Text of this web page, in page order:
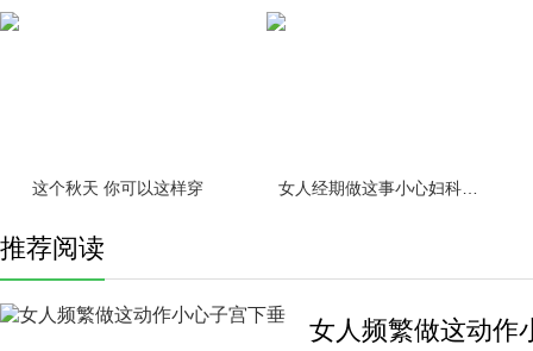
这个秋天 你可以这样穿
推荐阅读
女人频繁做这动作